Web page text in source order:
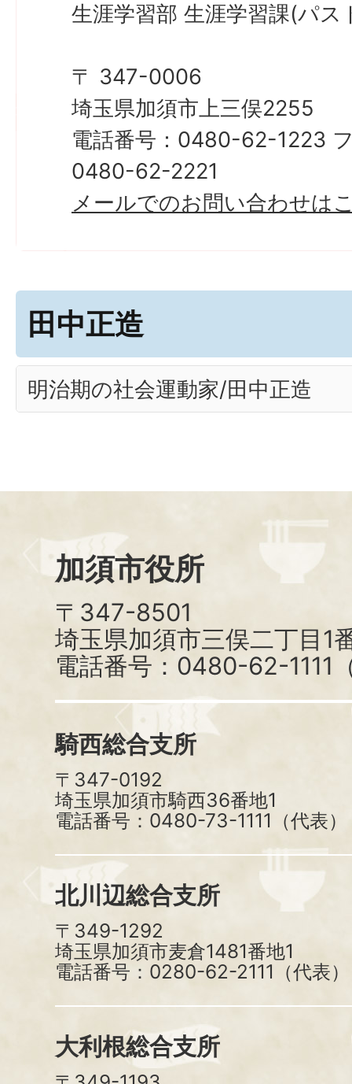
生涯学習部 生涯学習課(パス
〒 347-0006
埼玉県加須市上三俣2255
電話番号：0480-62-1223
0480-62-2221
メールでのお問い合わせは
田中正造
明治期の社会運動家/田中正造
加須市役所
〒347-8501
埼玉県加須市三俣二丁目1
電話番号：0480-62-1111
騎西総合支所
〒347-0192
埼玉県加須市騎西36番地1
電話番号：0480-73-1111（代表）
北川辺総合支所
〒349-1292
埼玉県加須市麦倉1481番地1
電話番号：0280-62-2111（代表）
大利根総合支所